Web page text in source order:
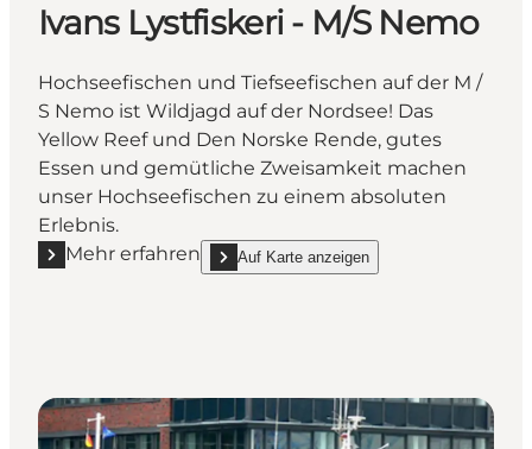
Ivans Lystfiskeri - M/S Nemo
Hochseefischen und Tiefseefischen auf der M /
S Nemo ist Wildjagd auf der Nordsee! Das
Yellow Reef und Den Norske Rende, gutes
Essen und gemütliche Zweisamkeit machen
unser Hochseefischen zu einem absoluten
Erlebnis.
Mehr erfahren
Mehr erfahren "Ivans Lystfiskeri - M/S Nemo"
Auf Karte anzeigen
show Ivans Lystfiskeri - M/S Nemo on_map